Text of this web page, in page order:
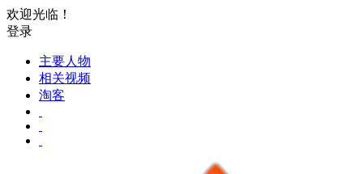
欢迎光临！
登录
主要人物
相关视频
淘客